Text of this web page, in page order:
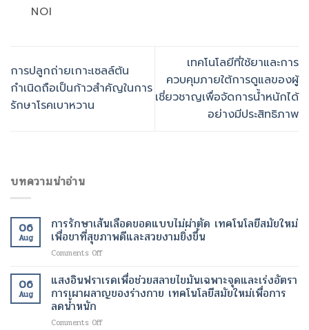
NOI
การปลูกถ่ายเกาะเซลล์ต้น
กำเนิดถือเป็นก้าวสำคัญในการ
รักษาโรคเบาหวาน
เทคโนโลยีที่ใช้ยาและการ
ควบคุมภายใต้การดูแลของผู้
เชี่ยวชาญเพื่อจัดการน้ำหนักได้
อย่างมีประสิทธิภาพ
บทความน่าอ่าน
06
Aug
การรักษาเส้นเลือดขอดแบบไม่ผ่าตัด เทคโนโลยีสมัยใหม่
เพื่อขาที่สุขภาพดีและสวยงามยิ่งขึ้น
Comments Offon
รักษา
เส้นเลือด
ขอด
ไม่
06
Aug
แสงอินฟราเรดเพื่อช่วยสลายไขมันเฉพาะจุดและเร่งอัตรา
การเผาผลาญของร่างกาย เทคโนโลยีสมัยใหม่เพื่อการ
ลดน้ำหนัก
Comments Offon